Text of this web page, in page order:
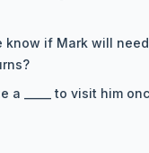
if Mark will need
a _____ to visit him